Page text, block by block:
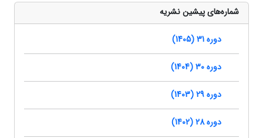
شماره‌های پیشین نشریه
دوره 31 (1405)
دوره 30 (1404)
دوره 29 (1403)
دوره 28 (1402)